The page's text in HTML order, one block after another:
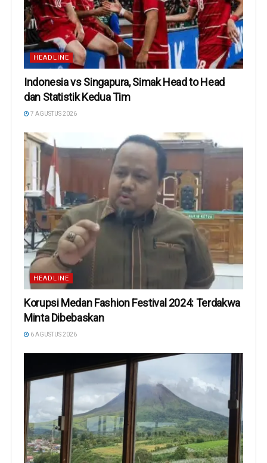
HEADLINE
Indonesia vs Singapura, Simak Head to Head
dan Statistik Kedua Tim
7 AGUSTUS 2026
HEADLINE
Korupsi Medan Fashion Festival 2024: Terdakwa
Minta Dibebaskan
6 AGUSTUS 2026